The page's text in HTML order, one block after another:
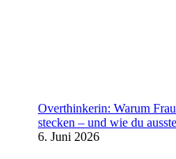
Overthinkerin: Warum
stecken – und wie du
6. Juni 2026